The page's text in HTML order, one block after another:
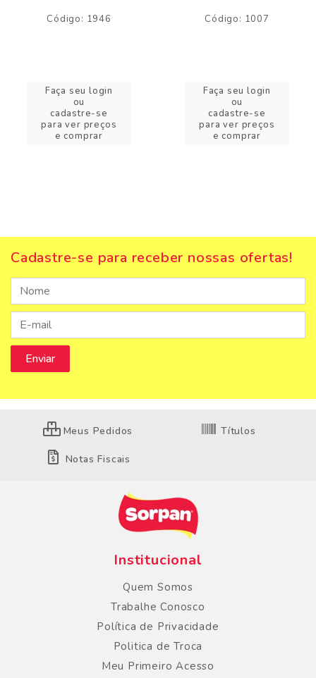
Código: 1946
Faça seu login
ou
cadastre-se
para ver preços
e comprar
Código: 1007
Faça seu login
ou
cadastre-se
para ver preços
e comprar
Cadastre-se para receber nossas ofertas!
Meus Pedidos Títulos
Notas Fiscais
Institucional
Quem Somos
Trabalhe Conosco
Política de Privacidade
Politica de Troca
Meu Primeiro Acesso